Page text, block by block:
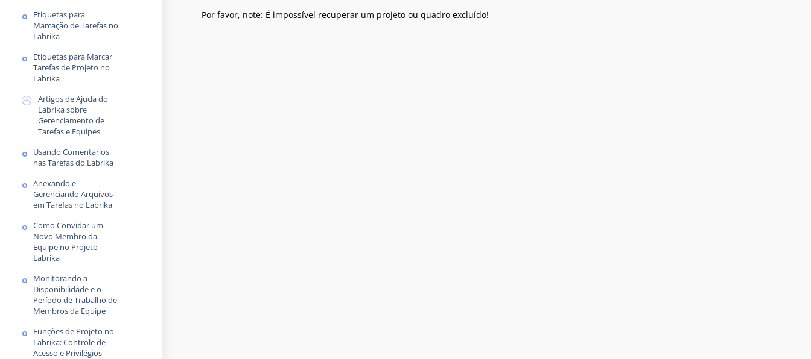
Etiquetas para
Marcação de Tarefas no
Labrika
Etiquetas para Marcar
Tarefas de Projeto no
Labrika
Artigos de Ajuda do
Labrika sobre
Gerenciamento de
Tarefas e Equipes
Usando Comentários
nas Tarefas do Labrika
Anexando e
Gerenciando Arquivos
em Tarefas no Labrika
Como Convidar um
Novo Membro da
Equipe no Projeto
Labrika
Monitorando a
Disponibilidade e o
Período de Trabalho de
Membros da Equipe
Funções de Projeto no
Labrika: Controle de
Acesso e Privilégios
Por favor, note: É impossível recuperar um projeto ou quadro excluído!